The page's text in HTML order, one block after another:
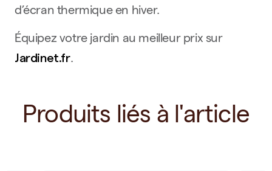
d’écran thermique en hiver.
Équipez votre jardin au meilleur prix sur
Jardinet.fr.
Produits liés à l'article